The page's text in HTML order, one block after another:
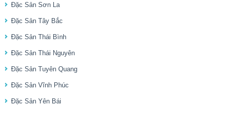
Đặc Sản Sơn La
Đặc Sản Tây Bắc
Đặc Sản Thái Bình
Đặc Sản Thái Nguyên
Đặc Sản Tuyên Quang
Đặc Sản Vĩnh Phúc
Đặc Sản Yên Bái